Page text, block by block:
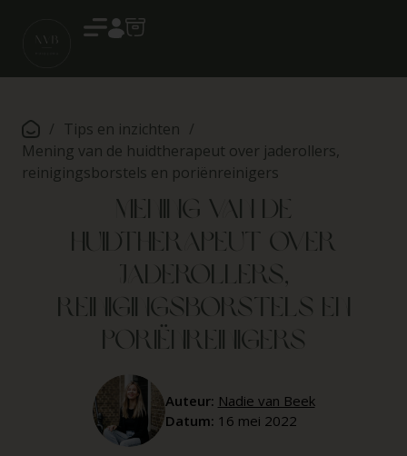
Account
/ Tips en inzichten /
Mening van de huidtherapeut over jaderollers,
reinigingsborstels en poriënreinigers
Mening van de
huidtherapeut over
jaderollers,
reinigingsborstels en
poriënreinigers
Auteur: Nadie van Beek
Datum: 16 mei 2022